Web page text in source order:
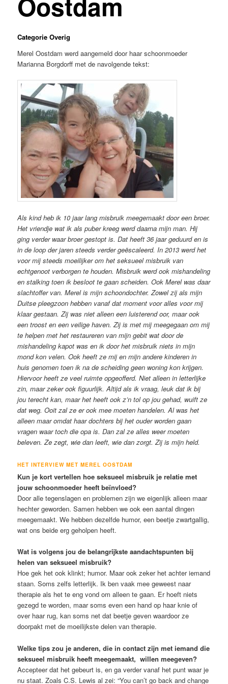
Categorie Overig
Merel Oostdam werd aangemeld door haar schoonmoeder
Marianna Borgdorff met de navolgende tekst:
Als kind heb ik 10 jaar lang misbruik meegemaakt door een broer.
Het vriendje wat ik als puber kreeg werd daarna mijn man. Hij
ging verder waar broer gestopt is. Dat heeft 36 jaar geduurd en is
in de loop der jaren steeds verder geëscaleerd. In 2013 werd het
voor mij steeds moeilijker om het seksueel misbruik van
echtgenoot verborgen te houden. Misbruik werd ook mishandeling
en stalking toen ik besloot te gaan scheiden. Ook Merel was daar
slachtoffer van. Merel is mijn schoondochter. Zowel zij als mijn
Duitse pleegzoon hebben vanaf dat moment voor alles voor mij
klaar gestaan. Zij was niet alleen een luisterend oor, maar ook
een troost en een veilige haven. Zij is met mij meegegaan om mij
te helpen met het restaureren van mijn gebit wat door de
mishandeling kapot was en ik door het misbruik niets in mijn
mond kon velen. Ook heeft ze mij en mijn andere kinderen in
huis genomen toen ik na de scheiding geen woning kon krijgen.
Hiervoor heeft ze veel ruimte opgeofferd. Niet alleen in letterlijke
zin, maar zeker ook figuurlijk. Altijd als ik vraag, leuk dat ik bij
jou terecht kan, maar het heeft ook z’n tol op jou gehad, wuift ze
dat weg. Ooit zal ze er ook mee moeten handelen. Al was het
alleen maar omdat haar dochters bij het ouder worden gaan
vragen waar toch die opa is. Dan zal ze alles weer moeten
beleven. Ze zegt, wie dan leeft, wie dan zorgt. Zij is mijn held.
HET INTERVIEW MET MEREL OOSTDAM
Kun je kort vertellen hoe seksueel misbruik je relatie met
jouw schoonmoeder heeft beïnvloed?
Door alle tegenslagen en problemen zijn we eigenlijk alleen maar
hechter geworden. Samen hebben we ook een aantal dingen
meegemaakt. We hebben dezelfde humor, een beetje zwartgallig,
wat ons beide erg geholpen heeft.
Wat is volgens jou de belangrijkste aandachtspunten bij
helen van seksueel misbruik?
Hoe gek het ook klinkt; humor. Maar ook zeker het achter iemand
staan. Soms zelfs letterlijk. Ik ben vaak mee geweest naar
therapie als het te eng vond om alleen te gaan. Er hoeft niets
gezegd te worden, maar soms even een hand op haar knie of
over haar rug, kan soms net dat beetje geven waardoor ze
doorpakt met de moeilijkste delen van therapie.
Welke tips zou je anderen, die in contact zijn met iemand die
seksueel misbruik heeft meegemaakt, willen meegeven?
Accepteer dat het gebeurt is, en ga verder vanaf het punt waar je
nu staat. Zoals C.S. Lewis al zei: “You can’t go back and change